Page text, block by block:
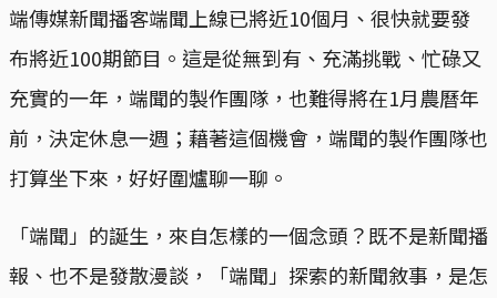
端傳媒新聞播客端聞上線已將近10個月、很快就要發
布將近100期節目。這是從無到有、充滿挑戰、忙碌又
充實的一年，端聞的製作團隊，也難得將在1月農曆年
前，決定休息一週；藉著這個機會，端聞的製作團隊也
打算坐下來，好好圍爐聊一聊。
「端聞」的誕生，來自怎樣的一個念頭？既不是新聞播
報、也不是發散漫談，「端聞」探索的新聞敘事，是怎